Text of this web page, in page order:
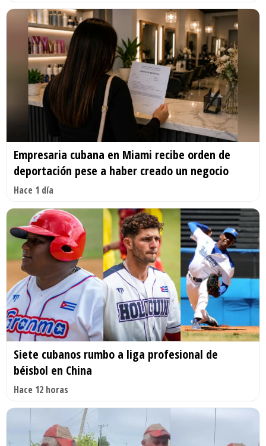
Empresaria cubana en Miami recibe orden de
deportación pese a haber creado un negocio
Hace 1 día
Siete cubanos rumbo a liga profesional de
béisbol en China
Hace 12 horas